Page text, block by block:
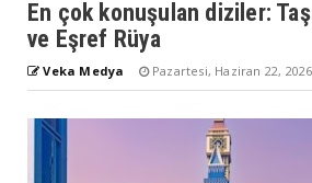
En çok konuşulan diziler:
ve Eşref Rüya
Veka Medya Pazartesi, Haziran 22, 2026